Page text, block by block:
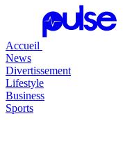
Accueil
News
Divertissement
Lifestyle
Business
Sports